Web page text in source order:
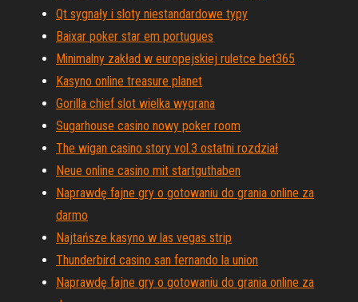
Qt sygnały i sloty niestandardowe typy
Baixar poker star em portugues
Minimalny zakład w europejskiej ruletce bet365
Kasyno online treasure planet
Gorilla chief slot wielka wygrana
Sugarhouse casino nowy poker room
The wigan casino story vol.3 ostatni rozdział
Neue online casino mit startguthaben
Naprawdę fajne gry o gotowaniu do grania online za
darmo
Najtańsze kasyno w las vegas strip
Thunderbird casino san fernando la union
Naprawdę fajne gry o gotowaniu do grania online za